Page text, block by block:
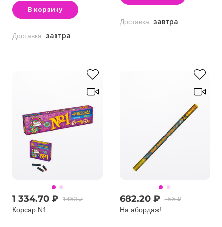
В корзину
Доставка: завтра
Доставка: завтра
1 334.70 ₽ 1483 ₽
Корсар N1
682.20 ₽ 758 ₽
На абордаж!